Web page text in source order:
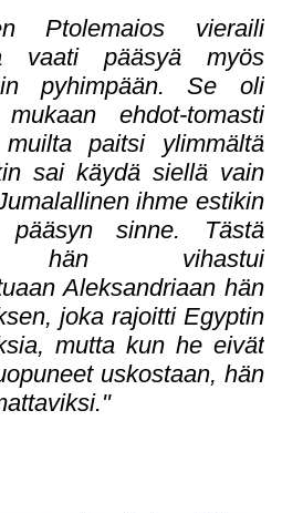
Ptolemaios vieraili
vaati pääsyä myös
pyhimpään. Se oli
ehdot-tomasti
paitsi ylimmältä
sai käydä siellä vain
ihme estikin
pääsyn sinne. Tästä
hän vihastui
Aleksandriaan hän
joka rajoitti Egyptin
mutta kun he eivät
uskostaan, hän